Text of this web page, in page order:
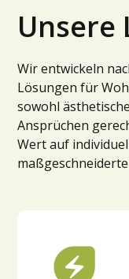
Unsere
Wir entwickeln
Lösungen für
sowohl
Ansprüchen
Wert auf